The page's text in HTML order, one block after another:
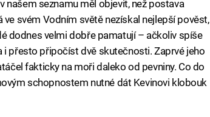
našem seznamu měl objevit, než postava
svém Vodním světě nezískal nejlepší pověst,
dodnes velmi dobře pamatují – ačkoliv spíše
i přesto připočíst dvě skutečnosti. Zaprvé jeho
fakticky na moři daleko od pevniny. Co do
schopnostem nutné dát Kevinovi klobouk